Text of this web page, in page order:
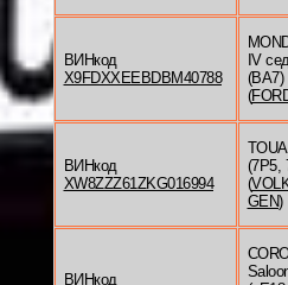
ВИНкод
X9FDXXEEBDBM40788
IV
(BA7)
(
ВИНкод
XW8ZZZ61ZKG016994
(7P5,
(
GEN)
ВИНкод